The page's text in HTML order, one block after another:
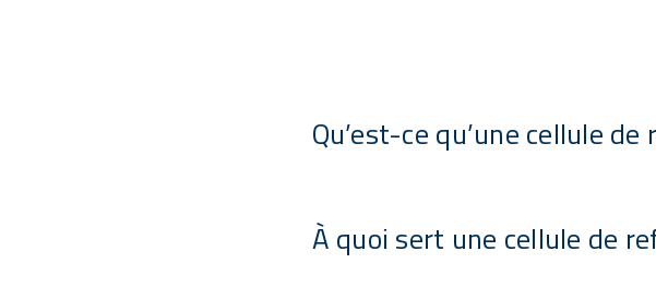
Qu’est-ce qu’une cellule
À quoi sert une cellule de